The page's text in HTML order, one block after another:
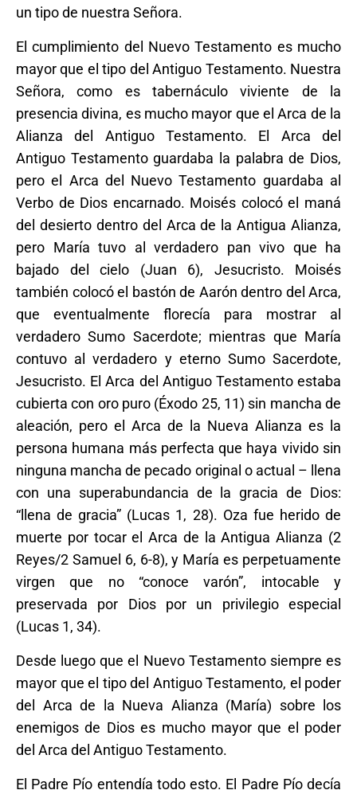
un tipo de nuestra Señora.
El cumplimiento del Nuevo Testamento es mucho
mayor que el tipo del Antiguo Testamento. Nuestra
Señora, como es tabernáculo viviente de la
presencia divina, es mucho mayor que el Arca de la
Alianza del Antiguo Testamento. El Arca del
Antiguo Testamento guardaba la palabra de Dios,
pero el Arca del Nuevo Testamento guardaba al
Verbo de Dios encarnado. Moisés colocó el maná
del desierto dentro del Arca de la Antigua Alianza,
pero María tuvo al verdadero pan vivo que ha
bajado del cielo (Juan 6), Jesucristo. Moisés
también colocó el bastón de Aarón dentro del Arca,
que eventualmente florecía para mostrar al
verdadero Sumo Sacerdote; mientras que María
contuvo al verdadero y eterno Sumo Sacerdote,
Jesucristo. El Arca del Antiguo Testamento estaba
cubierta con oro puro (Éxodo 25, 11) sin mancha de
aleación, pero el Arca de la Nueva Alianza es la
persona humana más perfecta que haya vivido sin
ninguna mancha de pecado original o actual – llena
con una superabundancia de la gracia de Dios:
“llena de gracia” (Lucas 1, 28). Oza fue herido de
muerte por tocar el Arca de la Antigua Alianza (2
Reyes/2 Samuel 6, 6-8), y María es perpetuamente
virgen que no “conoce varón”, intocable y
preservada por Dios por un privilegio especial
(Lucas 1, 34).
Desde luego que el Nuevo Testamento siempre es
mayor que el tipo del Antiguo Testamento, el poder
del Arca de la Nueva Alianza (María) sobre los
enemigos de Dios es mucho mayor que el poder
del Arca del Antiguo Testamento.
El Padre Pío entendía todo esto. El Padre Pío decía